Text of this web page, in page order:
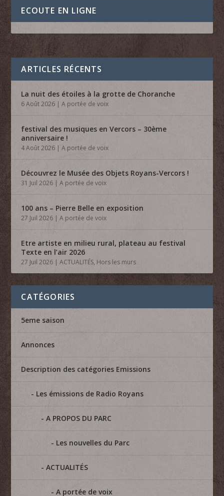
ECOUTE EN LIGNE
ARTICLES RÉCENTS
La nuit des étoiles à la grotte de Choranche
6 Août 2026 |A portée de voix
festival des musiques en Vercors – 30ème
anniversaire !
4 Août 2026 |A portée de voix
Découvrez le Musée des Objets Royans-Vercors !
31 Juil 2026 |A portée de voix
100 ans – Pierre Belle en exposition
27 Juil 2026 |A portée de voix
Etre artiste en milieu rural, plateau au festival
Texte en l’air 2026
27 Juil 2026 |ACTUALITÉS, Hors les murs
CATÉGORIES
5eme saison
Annonces
Description des catégories Emissions
Les émissions de Radio Royans
A PROPOS DU PARC
Les nouvelles du Parc
ACTUALITÉS
A portée de voix